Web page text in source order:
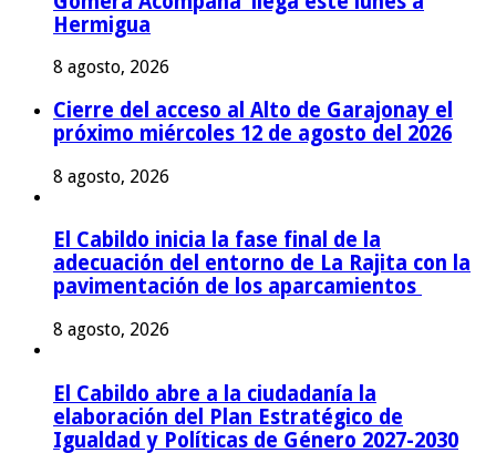
Hermigua
8 agosto, 2026
Cierre del acceso al Alto de Garajonay el
próximo miércoles 12 de agosto del 2026
8 agosto, 2026
El Cabildo inicia la fase final de la
adecuación del entorno de La Rajita con la
pavimentación de los aparcamientos
8 agosto, 2026
El Cabildo abre a la ciudadanía la
elaboración del Plan Estratégico de
Igualdad y Políticas de Género 2027-2030